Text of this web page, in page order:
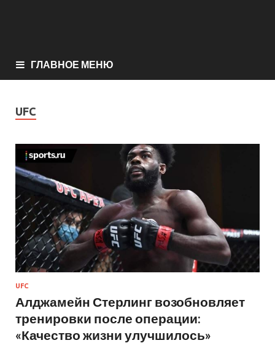
ГЛАВНОЕ МЕНЮ
UFC
UFC
Алджамейн Стерлинг возобновляет
тренировки после операции:
«Качество жизни улучшилось»